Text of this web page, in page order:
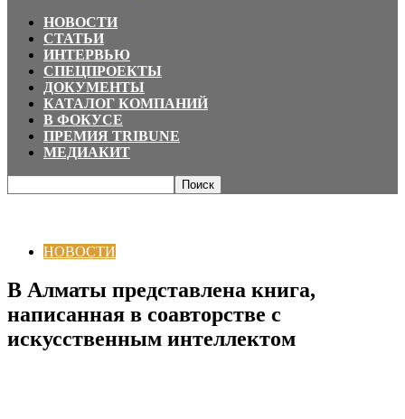
НОВОСТИ
СТАТЬИ
ИНТЕРВЬЮ
СПЕЦПРОЕКТЫ
ДОКУМЕНТЫ
КАТАЛОГ КОМПАНИЙ
В ФОКУСЕ
ПРЕМИЯ TRIBUNE
МЕДИАКИТ
НОВОСТИ
В Алматы представлена книга,
написанная в соавторстве с
искусственным интеллектом